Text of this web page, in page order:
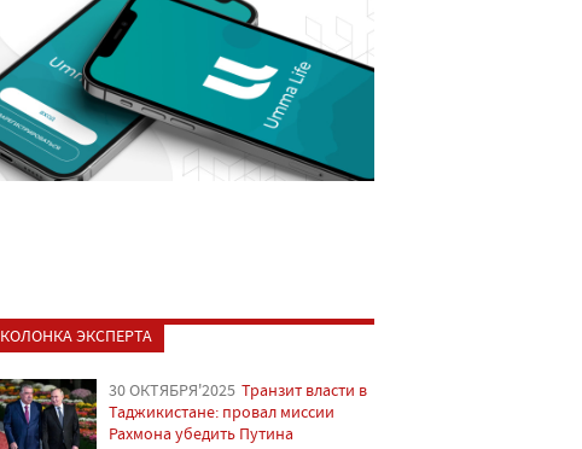
КОЛОНКА ЭКСПЕРТА
30 ОКТЯБРЯ'2025 Транзит власти в
Таджикистане: провал миссии
Рахмона убедить Путина